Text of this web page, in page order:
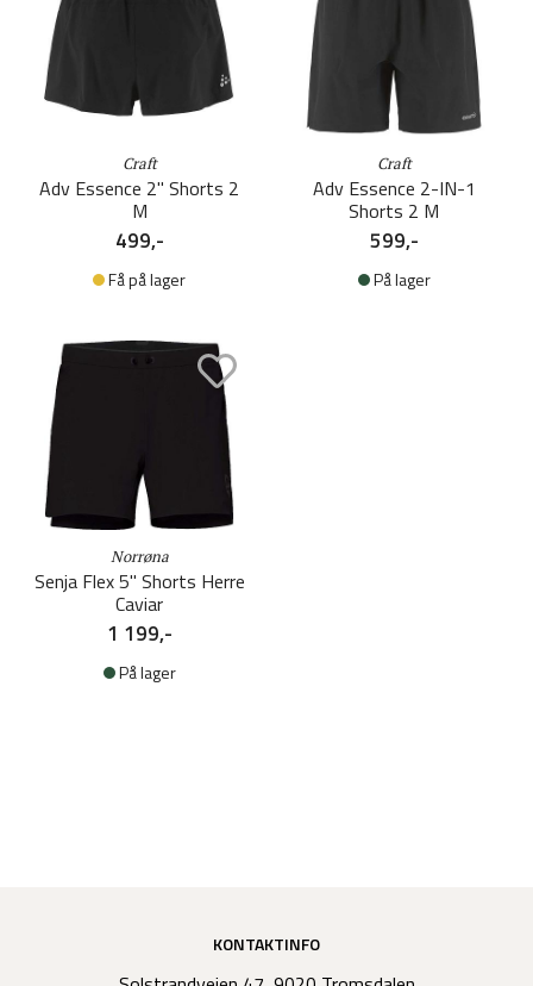
Craft
Adv Essence 2" Shorts 2
M
499,-
Få på lager
Craft
Adv Essence 2-IN-1
Shorts 2 M
599,-
På lager
Norrøna
Senja Flex 5'' Shorts Herre
Caviar
1 199,-
På lager
KONTAKTINFO